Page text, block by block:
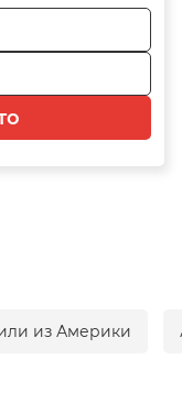
из Америки